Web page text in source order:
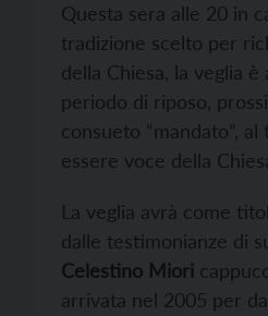
Questa sera alle 20 in
tradizione scelto per
della Chiesa, la veglia
periodo di riposo,
consueto “mandato”,
essere voce della
La veglia avrà come
dalle testimonianze di
Celestino Miori
arrivata nel 2005 per